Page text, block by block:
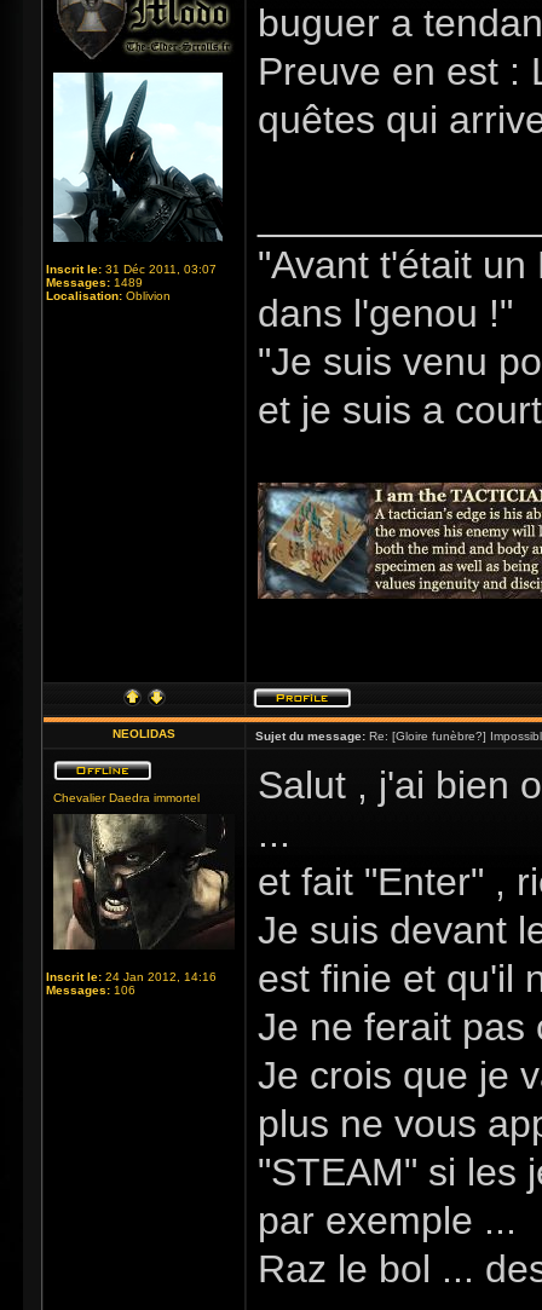
Inscrit le: 31 Déc 2011, 03:07
Messages: 1489
Localisation: Oblivion
buguer a
Preuve en est :
quêtes qui
"Avant t'était
dans l'genou !"
"Je suis venu
et je suis a
NEOLIDAS Sujet du message: Re: [Gloire funèbre?]
Chevalier Daedra immortel
Inscrit le: 24 Jan 2012, 14:16
Messages: 106
Salut , j'ai bien
...
et fait "Enter" ,
Je suis devant
est finie et qu'il
Je ne ferait pas
Je crois que je
plus ne vous
"STEAM" si les
par exemple ...
Raz le bol ...